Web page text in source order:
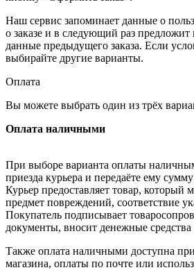
Наш сервис запоминает данные о
о заказе и в следующий раз предложит
данные предыдущего заказа. Если
выбирайте другие варианты.
Оплата
Вы можете выбрать один из трёх
Оплата наличными
При выборе варианта оплаты
приезда курьера и передаёте ему
Курьер предоставляет товар, который
предмет повреждений, соответствие
Покупатель подписывает
документы, вносит денежные средства
Также оплата наличными доступна
магазина, оплаты по почте или